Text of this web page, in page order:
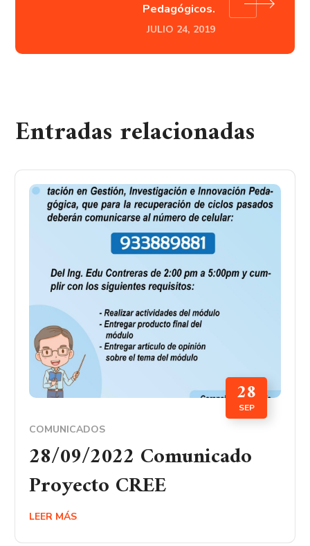
Pedagógicos.
JULIO 24, 2019
Entradas relacionadas
28
SEP
COMUNICADOS
28/09/2022 Comunicado
Proyecto CREE
LEER MÁS